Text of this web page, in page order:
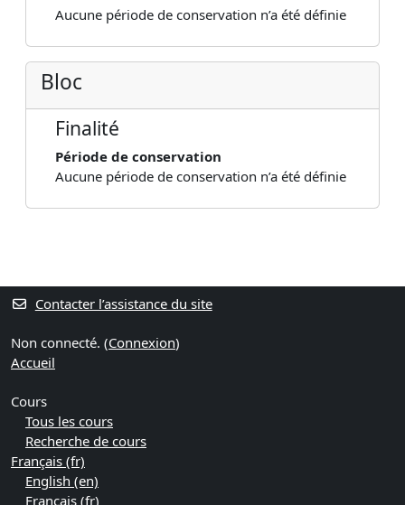
Aucune période de conservation n’a été définie
Bloc
Finalité
Période de conservation
Aucune période de conservation n’a été définie
Contacter l’assistance du site
Non connecté. (Connexion)
Accueil
Cours
Tous les cours
Recherche de cours
Français ‎(fr)‎
English ‎(en)‎
Français ‎(fr)‎